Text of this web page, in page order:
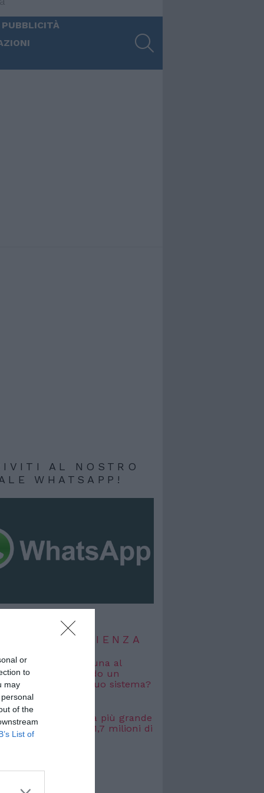
or
to
may
of the
List of
AL NOSTRO
WHATSAPP!
DI SCIENZA
con la Luna al
cosa accade quando un
espulso dal suo sistema?
2026
misurata la galassia più grande
si estende per 1,7 milioni di
DI